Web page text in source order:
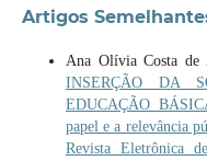
Artigos
Ana Olívia Costa de
INSERÇÃO DA
EDUCAÇÃO
papel e a relevância
Revista Eletrônica